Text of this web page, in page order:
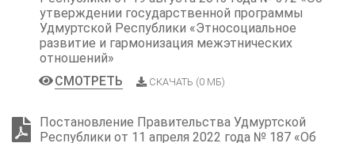
утверждении государственной программы
Удмуртской Республики «Этносоциальное
развитие и гармонизация межэтнических
отношений»
СМОТРЕТЬ
СКАЧАТЬ (0 МБ)
Постановление Правительства Удмуртской
Республики от 11 апреля 2022 года № 187 «Об